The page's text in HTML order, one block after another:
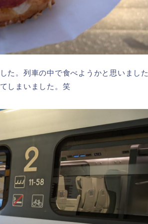
た。列車の中で食べようかと思いました
しまいました。笑